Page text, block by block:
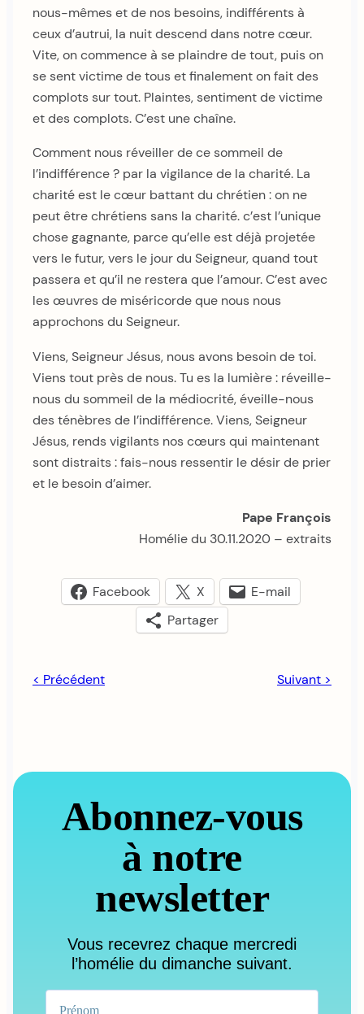
nous-mêmes et de nos besoins, indifférents à
ceux d’autrui, la nuit descend dans notre cœur.
Vite, on commence à se plaindre de tout, puis on
se sent victime de tous et finalement on fait des
complots sur tout. Plaintes, sentiment de victime
et des complots. C’est une chaîne.
Comment nous réveiller de ce sommeil de
l’indifférence ? par la vigilance de la charité. La
charité est le cœur battant du chrétien : on ne
peut être chrétiens sans la charité. c’est l’unique
chose gagnante, parce qu’elle est déjà projetée
vers le futur, vers le jour du Seigneur, quand tout
passera et qu’il ne restera que l’amour. C’est avec
les œuvres de miséricorde que nous nous
approchons du Seigneur.
Viens, Seigneur Jésus, nous avons besoin de toi.
Viens tout près de nous. Tu es la lumière : réveille-
nous du sommeil de la médiocrité, éveille-nous
des ténèbres de l’indifférence. Viens, Seigneur
Jésus, rends vigilants nos cœurs qui maintenant
sont distraits : fais-nous ressentir le désir de prier
et le besoin d’aimer.
Pape François
Homélie du 30.11.2020 – extraits
Facebook X
E-mail
Partager
< Précédent Suivant >
Abonnez-vous
à notre
newsletter
Vous recevrez chaque mercredi
l’homélie du dimanche suivant.